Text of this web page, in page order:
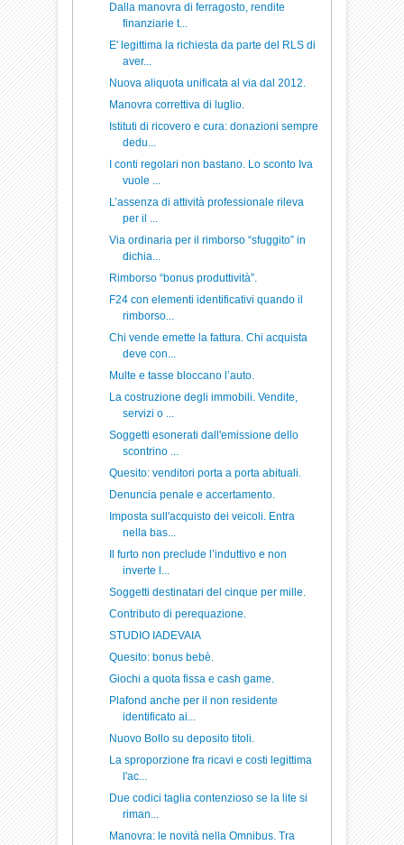
Dalla manovra di ferragosto, rendite
finanziarie t...
E' legittima la richiesta da parte del RLS di
aver...
Nuova aliquota unificata al via dal 2012.
Manovra correttiva di luglio.
Istituti di ricovero e cura: donazioni sempre
dedu...
I conti regolari non bastano. Lo sconto Iva
vuole ...
L’assenza di attività professionale rileva
per il ...
Via ordinaria per il rimborso “sfuggito” in
dichia...
Rimborso “bonus produttività”.
F24 con elementi identificativi quando il
rimborso...
Chi vende emette la fattura. Chi acquista
deve con...
Multe e tasse bloccano l’auto.
La costruzione degli immobili. Vendite,
servizi o ...
Soggetti esonerati dall'emissione dello
scontrino ...
Quesito: venditori porta a porta abituali.
Denuncia penale e accertamento.
Imposta sull'acquisto dei veicoli. Entra
nella bas...
Il furto non preclude l’induttivo e non
inverte l...
Soggetti destinatari del cinque per mille.
Contributo di perequazione.
STUDIO IADEVAIA
Quesito: bonus bebè.
Giochi a quota fissa e cash game.
Plafond anche per il non residente
identificato ai...
Nuovo Bollo su deposito titoli.
La sproporzione fra ricavi e costi legittima
l'ac...
Due codici taglia contenzioso se la lite si
riman...
Manovra: le novità nella Omnibus. Tra